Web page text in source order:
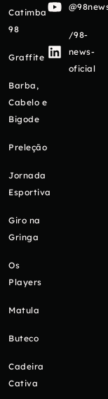
Catimba
98
Graffite
Barba,
Cabelo e
Bigode
Preleção
Jornada
Esportiva
Giro na
Gringa
Os
Players
Matula
Buteco
Cadeira
Cativa
/98-
news-
oficial